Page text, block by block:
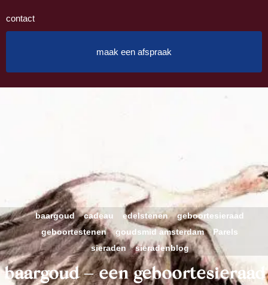
contact
maak een afspraak
baargoud cadeau edelstenen
geboortesieraad
geboortestenen
goudsmid amsterdam
Parels
sieraden
sieradenblog
baargoud – een geboortesieraad